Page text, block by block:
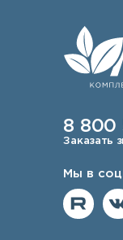
8 800
Заказать
Мы в